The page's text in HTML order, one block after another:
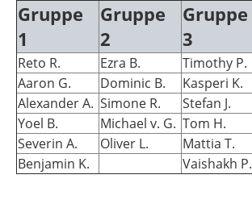
Gruppe
1
Gruppe
2
Gruppe
3
Reto R. Ezra B. Timothy P.
Aaron G.
Dominic B. Kasperi K.
Alexander A. Simone R. Stefan J.
Yoel B.
Michael v. G. Tom H.
Severin A.
Oliver L. Mattia T.
Benjamin K.
Vaishakh P.